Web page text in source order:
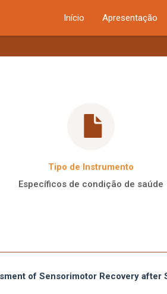
Início Apresentação
Tipo de Instrumento
Específicos de condição de saúde
of Sensorimotor Recovery after